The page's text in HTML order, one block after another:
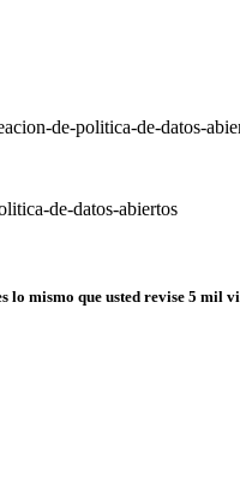
de-politica-de-datos-
de-datos-abiertos
mismo que usted revise 5 mil